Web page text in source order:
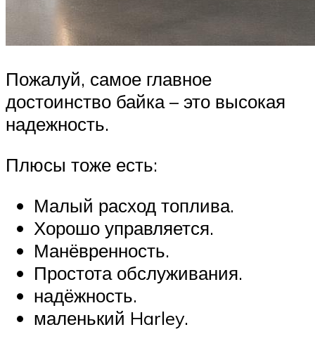
Пожалуй, самое главное
достоинство байка – это высокая
надежность.
Плюсы тоже есть:
Малый расход топлива.
Хорошо управляется.
Манёвренность.
Простота обслуживания.
надёжность.
маленький Harley.